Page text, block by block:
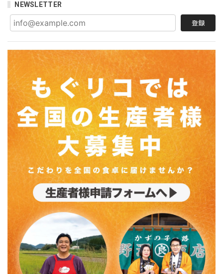
NEWSLETTER
登録